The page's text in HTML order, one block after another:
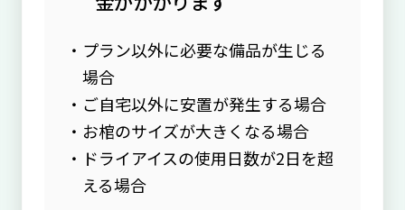
プラン以外に必要な備品が生じる
場合
ご自宅以外に安置が発生する場合
お棺のサイズが大きくなる場合
ドライアイスの使用日数が2日を超
える場合